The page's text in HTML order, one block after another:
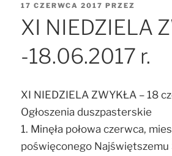
OPUBLIKOWANE
17 CZERWCA 2017 PRZEZ
XI NIEDZIELA
-18.06.2017 r.
XI NIEDZIELA ZWYKŁA – 18
Ogłoszenia duszpasterskie
1. Minęła połowa czerwca,
poświęconego Najświętszemu